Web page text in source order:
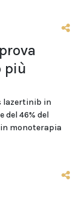
più
lazertinib in
del 46% del
monoterapia